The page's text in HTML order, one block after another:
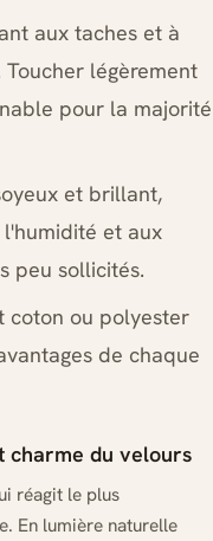
aux taches et à
légèrement
pour la majorité
et brillant,
et aux
peu sollicités.
coton ou polyester
de chaque
charme du velours
réagit le plus
En lumière naturelle